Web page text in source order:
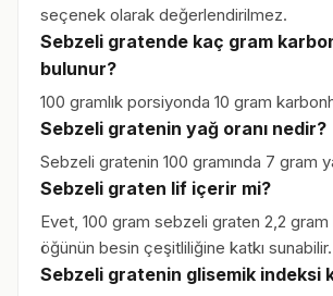
seçenek olarak değerlendirilmez.
Sebzeli gratende kaç gram
bulunur?
100 gramlık porsiyonda 10 gram
Sebzeli gratenin yağ oranı nedir?
Sebzeli gratenin 100 gramında 7 gram
Sebzeli graten lif içerir mi?
Evet, 100 gram sebzeli graten 2,2
öğünün besin çeşitliliğine katkı sunabilir.
Sebzeli gratenin glisemik indeksi